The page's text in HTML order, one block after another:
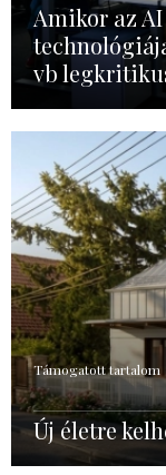
Amikor az
vb
Támogatott tartalom
Új életre